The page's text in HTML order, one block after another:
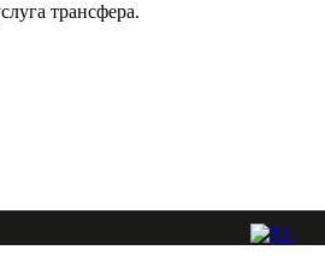
трансфера.